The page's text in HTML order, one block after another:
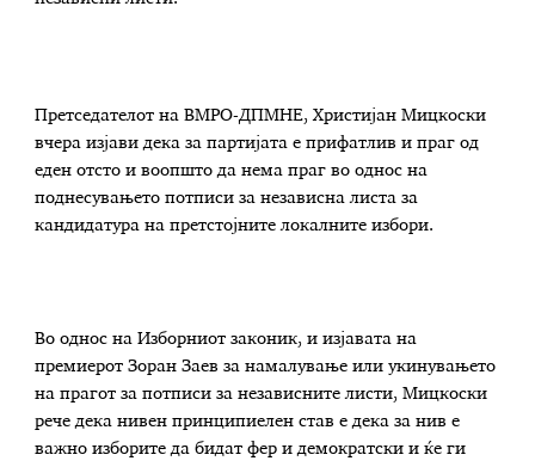
Претседателот на ВМРО-ДПМНЕ, Христијан Мицкоски
вчера изјави дека за партијата е прифатлив и праг од
еден отсто и воопшто да нема праг во однос на
поднесувањето потписи за независна листа за
кандидатура на претстојните локалните избори.
Во однос на Изборниот законик, и изјавата на
премиерот Зоран Заев за намалување или укинувањето
на прагот за потписи за независните листи, Мицкоски
рече дека нивен принципиелен став е дека за нив е
важно изборите да бидат фер и демократски и ќе ги